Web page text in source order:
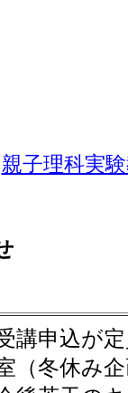
親子理科実
講申込が
（冬休み